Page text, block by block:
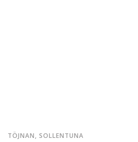
TÖJNAN, SOLLENTUNA